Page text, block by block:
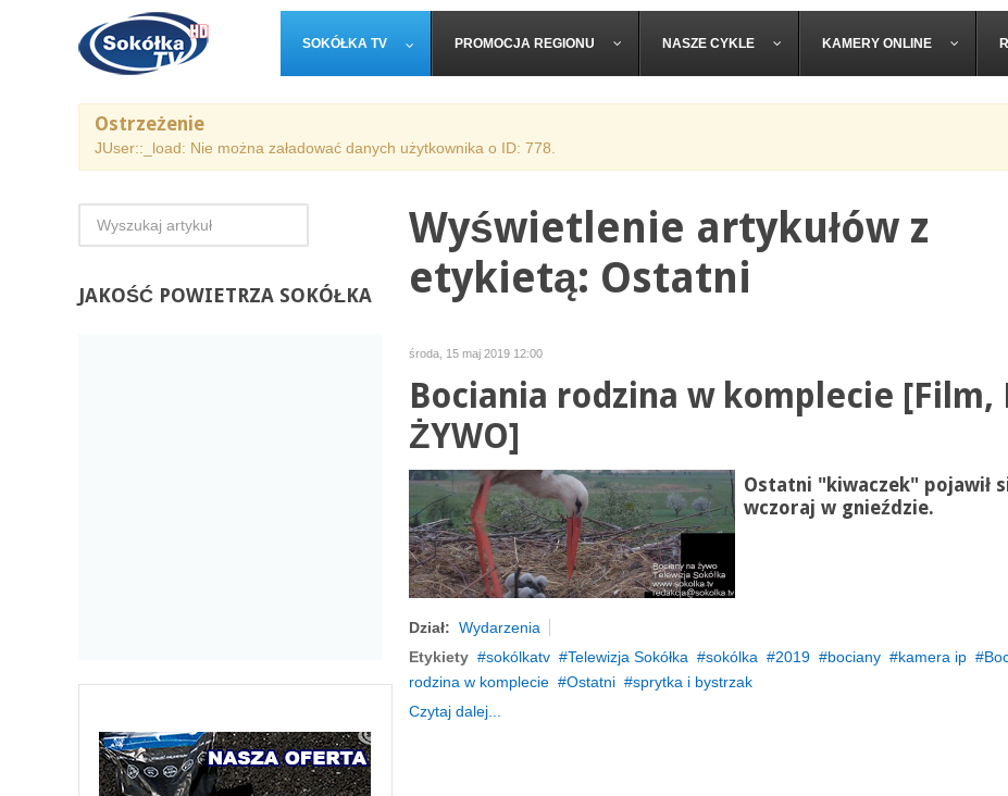
SOKÓŁKA TV PROMOCJA REGIONU NASZE CYKLE KAMERY ONLINE
Ostrzeżenie
JUser::_load: Nie można załadować danych użytkownika o ID: 778.
Wyświetlenie artykułów z
etykietą: Ostatni
środa, 15 maj 2019 12:00
Bociania rodzina w komplecie [Film,
ŻYWO]
Ostatni "kiwaczek" pojawił
wczoraj w gnieździe.
Dział: Wydarzenia
Etykiety
sokólkatv Telewizja Sokółka sokólka 2019 bociany kamera ip
rodzina w komplecie
Ostatni
sprytka i bystrzak
Czytaj dalej...
JAKOŚĆ POWIETRZA SOKÓŁKA